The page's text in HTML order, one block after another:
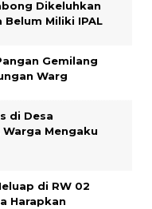
Dikeluhkan
Miliki IPAL
Gemilang
Warg
di Desa
Mengaku
di RW 02
Harapkan